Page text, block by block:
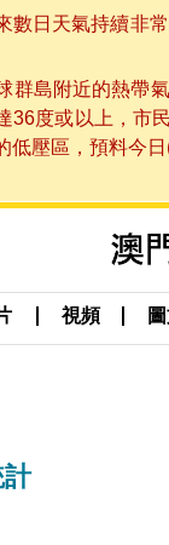
數日天氣持續非
群島附近的熱帶
36度或以上，市
低壓區，預料今
視頻